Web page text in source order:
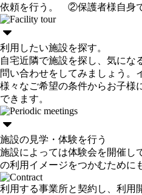
依頼を行う。 ②保護者様自身
利用したい施設を探す。
自宅近隣で施設を探し、気にな
問い合わせをしてみましょう。
様々なご希望の条件からお子様
できます。
施設の見学・体験を行う
施設によっては体験会を開催し
の利用イメージをつかむために
利用する事業所と契約し、利用